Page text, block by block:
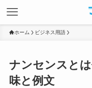
ホーム ビジネス用語
ナンセンスと
味と例文